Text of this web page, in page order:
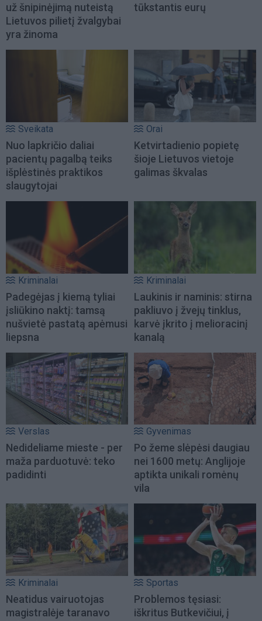
už šnipinėjimą nuteistą
Lietuvos pilietį žvalgybai
yra žinoma
tūkstantis eurų
Sveikata
Nuo lapkričio daliai
pacientų pagalbą teiks
išplėstinės praktikos
slaugytojai
Orai
Ketvirtadienio popietę
šioje Lietuvos vietoje
galimas škvalas
Kriminalai
Padegėjas į kiemą tyliai
įsliūkino naktį: tamsą
nušvietė pastatą apėmusi
liepsna
Kriminalai
Laukinis ir naminis: stirna
pakliuvo į žvejų tinklus,
karvė įkrito į melioracinį
kanalą
Verslas
Nedideliame mieste - per
maža parduotuvė: teko
padidinti
Gyvenimas
Po žeme slėpėsi daugiau
nei 1600 metų: Anglijoje
aptikta unikali romėnų
vila
Kriminalai
Neatidus vairuotojas
magistralėje taranavo
Sportas
Problemos tęsiasi:
iškritus Butkevičiui, į